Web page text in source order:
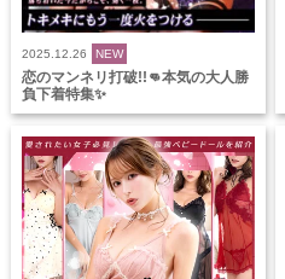
2025.12.26 NEW
恋のマンネリ打破!!👊本気の大人勝
負下着特集✨